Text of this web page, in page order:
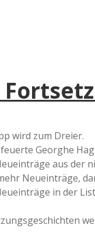
wird zum Dreier.
Georghe
aus der
Neueinträge,
in der